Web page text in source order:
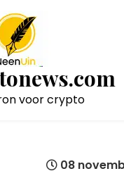
voor crypto
08